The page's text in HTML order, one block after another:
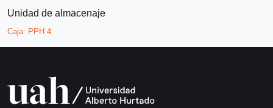
Unidad de almacenaje
Caja: PPH 4